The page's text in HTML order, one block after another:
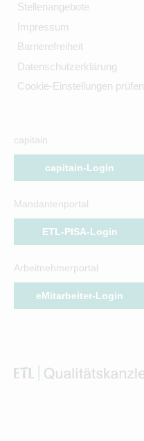
Stellenangebote
Impressum
Barrierefreiheit
Datenschutzerklärung
Cookie-Einstellungen prüfen
capitain
capitain-Login
Mandantenportal
ETL-PISA-Login
Arbeitnehmerportal
eMitarbeiter-Login